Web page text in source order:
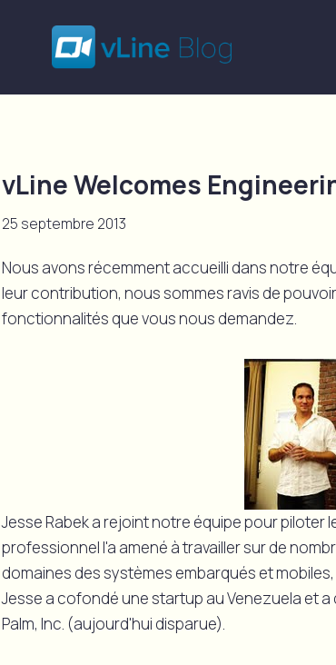
vLine Welcomes
25 septembre 2013
Nous avons récemment accueilli dans notre
leur contribution, nous sommes ravis de
fonctionnalités que vous nous demandez.
Jesse Rabek a rejoint notre équipe pour piloter
professionnel l'a amené à travailler sur de
domaines des systèmes embarqués et
Jesse a cofondé une startup au Venezuela et
Palm, Inc. (aujourd'hui disparue).